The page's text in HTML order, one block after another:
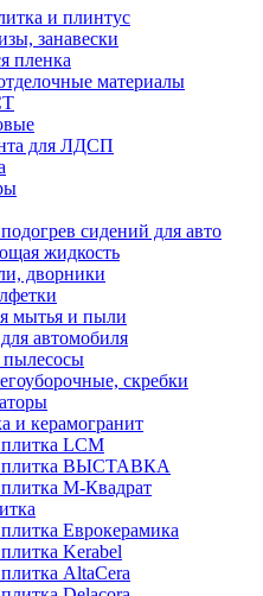
и плинтус
занавески
пленка
материалы
для ЛДСП
сидений для авто
жидкость
дворники
мытья и пыли
автомобиля
скребки
и керамогранит
LCM
плитка ВЫСТАВКА
М-Квадрат
Еврокерамика
Kerabel
AltaCera